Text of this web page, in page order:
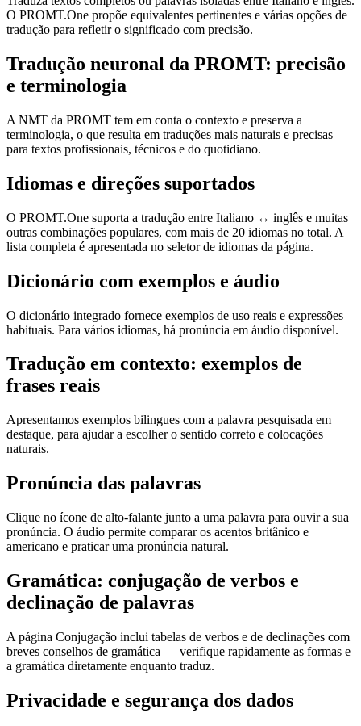
O PROMT.One propõe equivalentes pertinentes e várias opções de
tradução para refletir o significado com precisão.
Tradução neuronal da PROMT: precisão
e terminologia
A NMT da PROMT tem em conta o contexto e preserva a
terminologia, o que resulta em traduções mais naturais e precisas
para textos profissionais, técnicos e do quotidiano.
Idiomas e direções suportados
O PROMT.One suporta a tradução entre Italiano ↔ inglês e muitas
outras combinações populares, com mais de 20 idiomas no total. A
lista completa é apresentada no seletor de idiomas da página.
Dicionário com exemplos e áudio
O dicionário integrado fornece exemplos de uso reais e expressões
habituais. Para vários idiomas, há pronúncia em áudio disponível.
Tradução em contexto: exemplos de
frases reais
Apresentamos exemplos bilingues com a palavra pesquisada em
destaque, para ajudar a escolher o sentido correto e colocações
naturais.
Pronúncia das palavras
Clique no ícone de alto-falante junto a uma palavra para ouvir a sua
pronúncia. O áudio permite comparar os acentos britânico e
americano e praticar uma pronúncia natural.
Gramática: conjugação de verbos e
declinação de palavras
A página Conjugação inclui tabelas de verbos e de declinações com
breves conselhos de gramática — verifique rapidamente as formas e
a gramática diretamente enquanto traduz.
Privacidade e segurança dos dados